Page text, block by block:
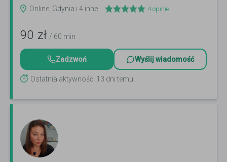
Online, Gdynia i 4 inne
4opinie
90 zł / 60 min
Zadzwoń Wyślij wiadomość
Ostatnia aktywność: 13 dni temu